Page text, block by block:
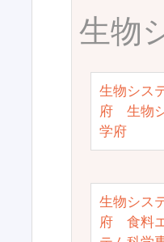
生物
生物シス
府 生物
学府
生物シス
府 食料